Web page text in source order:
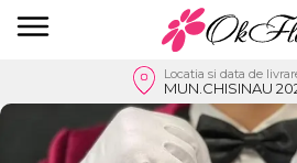
Locatia si data de
MUN.CHISINAU